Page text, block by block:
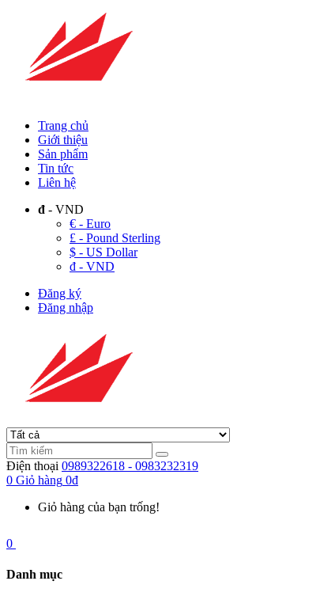
Trang chủ
Giới thiệu
Sản phẩm
Tin tức
Liên hệ
đ - VND
€ - Euro
£ - Pound Sterling
$ - US Dollar
đ - VND
Đăng ký
Đăng nhập
Điện thoại 0989322618 - 0983232319
0 Giỏ hàng 0đ
Giỏ hàng của bạn trống!
0
Danh mục